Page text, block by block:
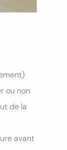
ou non
de la
avant